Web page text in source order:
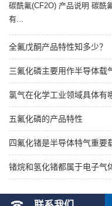
碳酰氟(CF2O) 产品说明 碳酰
有...
全氟戊酮产品特性知多少？
三氟化磷主要用作半导体载
氯气在化学工业领域具体有
五氟化磷的产品特性
四氟化锗是半导体特气重要
锗烷和氢化锗都属于电子气